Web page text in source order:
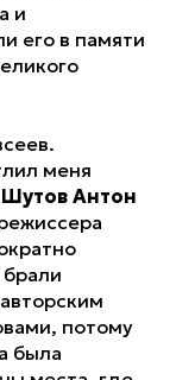
и
его в памяти
меня
Шутов Антон
потому
была